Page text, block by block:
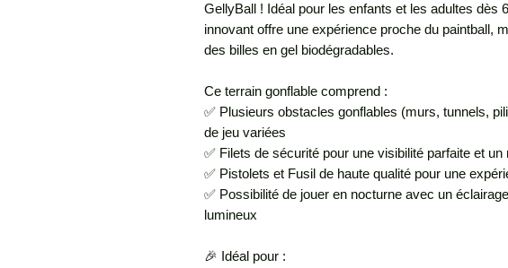
GellyBall ! Idéal pour les enfants et les adultes dès
innovant offre une expérience proche du paintball,
des billes en gel biodégradables.
Ce terrain gonflable comprend :
✅ Plusieurs obstacles gonflables (murs, tunnels,
de jeu variées
✅ Filets de sécurité pour une visibilité parfaite et
✅ Pistolets et Fusil de haute qualité pour une
✅ Possibilité de jouer en nocturne avec un
lumineux
🎉 Idéal pour :